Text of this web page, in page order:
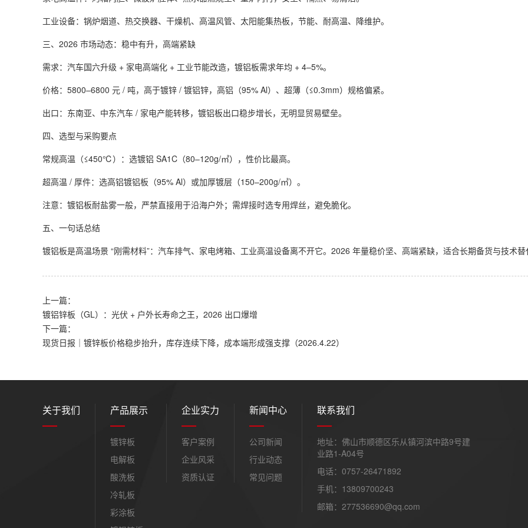
工业设备：锅炉烟道、热交换器、干燥机、高温风管、太阳能集热板，节能、耐高温、降维护。
三、2026 市场动态：稳中有升，高端紧缺
需求：汽车国六升级 + 家电高端化 + 工业节能改造，镀铝板需求年均 + 4–5%。
价格：5800–6800 元 / 吨，高于镀锌 / 镀铝锌，高铝（95% Al）、超薄（≤0.3mm）规格偏紧。
出口：东南亚、中东汽车 / 家电产能转移，镀铝板出口稳步增长，无明显贸易壁垒。
四、选型与采购要点
常规高温（≤450℃）：选镀铝 SA1C（80–120g/㎡），性价比最高。
超高温 / 厚件：选高铝镀铝板（95% Al）或加厚镀层（150–200g/㎡）。
注意：镀铝板耐盐雾一般，严禁直接用于沿海户外；需焊接时选专用焊丝，避免脆化。
五、一句话总结
镀铝板是高温场景 “刚需材料”：汽车排气、家电烤箱、工业高温设备离不开它。2026 年量稳价坚、高端紧缺，适合长期备货与技术替
上一篇：
镀铝锌板（GL）：光伏 + 户外长寿命之王，2026 出口爆增
下一篇：
现货日报｜镀锌板价格稳步抬升，库存连续下降，成本端形成强支撑（2026.4.22）
关于我们 产品展示
镀锌板
电解板
酸洗板
冷轧板
彩涂板
企业实力
客户案例
企业风采
资质认证
新闻中心
公司新闻
行业动态
常见问题
联系我们
地址：佛山市顺德区乐从镇河滨中路9号建
业路1-A04号
电话：0757-26471892
手机：13809700243
邮箱：277536690@qq.com